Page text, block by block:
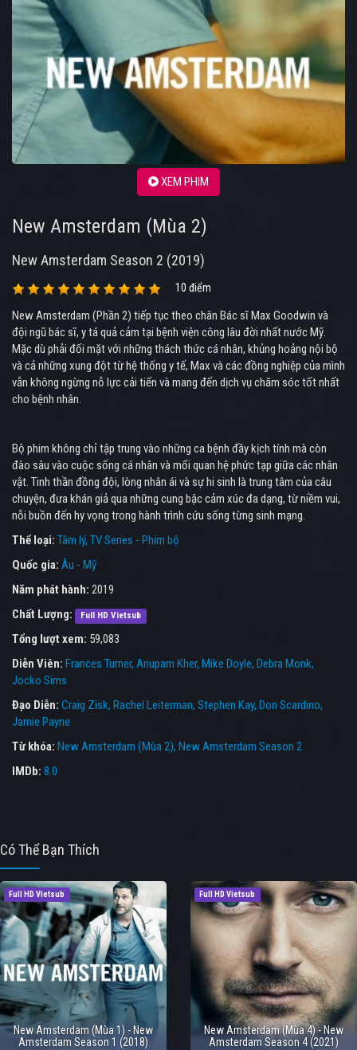
XEM PHIM
New Amsterdam (Mùa 2)
New Amsterdam Season 2 (2019)
10 điểm
New Amsterdam (Phần 2) tiếp tục theo chân Bác sĩ Max Goodwin và
đội ngũ bác sĩ, y tá quả cảm tại bệnh viện công lâu đời nhất nước Mỹ.
Mặc dù phải đối mặt với những thách thức cá nhân, khủng hoảng nội bộ
và cả những xung đột từ hệ thống y tế, Max và các đồng nghiệp của mình
vẫn không ngừng nỗ lực cải tiến và mang đến dịch vụ chăm sóc tốt nhất
cho bệnh nhân.
Bộ phim không chỉ tập trung vào những ca bệnh đầy kịch tính mà còn
đào sâu vào cuộc sống cá nhân và mối quan hệ phức tạp giữa các nhân
vật. Tinh thần đồng đội, lòng nhân ái và sự hi sinh là trung tâm của câu
chuyện, đưa khán giả qua những cung bậc cảm xúc đa dạng, từ niềm vui,
nỗi buồn đến hy vọng trong hành trình cứu sống từng sinh mạng.
Thể loại: Tâm lý TV Series - Phim bộ
Quốc gia: Âu - Mỹ
Năm phát hành: 2019
Chất Lượng:
Full HD Vietsub
Tổng lượt xem: 59,083
Diễn Viên: Frances Turner Anupam Kher Mike Doyle Debra Monk
Jocko Sims
Đạo Diễn: Craig Zisk Rachel Leiterman Stephen Kay Don Scardino
Jamie Payne
Từ khóa: New Amsterdam (Mùa 2), New Amsterdam Season 2
IMDb: 8.0
Có Thể Bạn Thích
Full HD Vietsub
New Amsterdam (Mùa 1) - New
Amsterdam Season 1 (2018)
Full HD Vietsub
New Amsterdam (Mùa 4) - New
Amsterdam Season 4 (2021)